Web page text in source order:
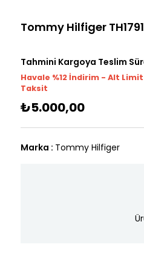
Tommy Hilfiger
Tahmini Kargoya Teslim
Havale %12 İndirim - Alt Limit
Taksit
₺5.000,00
Marka : Tommy Hilfiger